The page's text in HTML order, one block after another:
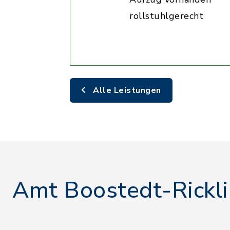
rollstuhlgerecht
Alle Leistungen
Amt Boostedt-